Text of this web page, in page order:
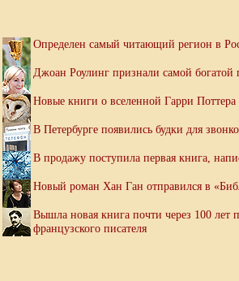
Определен самый читающий регион в
Джоан Роулинг признали самой богатой
Новые книги о вселенной Гарри
В Петербурге появились будки для
В продажу поступила первая книга,
Новый роман Хан Ган отправился в
Вышла новая книга почти через 100 лет
французского писателя